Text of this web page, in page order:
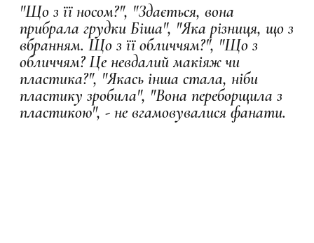
"Що з її носом?", "Здається, вона
прибрала грудки Біша", "Яка різниця, що з
вбранням. Що з її обличчям?", "Що з
обличчям? Це невдалий макіяж чи
пластика?", "Якась інша стала, ніби
пластику зробила", "Вона переборщила з
пластикою", - не вгамовувалися фанати.